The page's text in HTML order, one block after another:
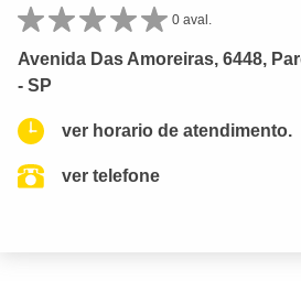
0 aval.
Avenida Das Amoreiras, 6448,
- SP
ver horario de atendimento.
ver telefone